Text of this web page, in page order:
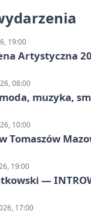
19:00
Artystyczna
08:00
muzyka,
10:00
Tomaszów
19:00
—
17:00